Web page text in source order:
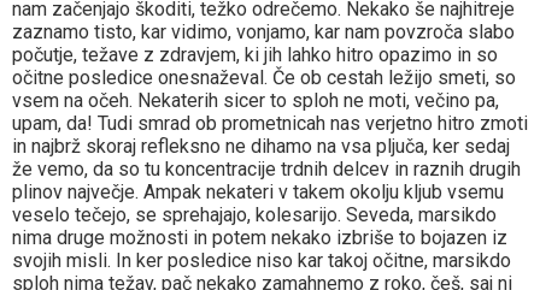
nam začenjajo škoditi, težko odrečemo. Nekako še najhitreje
zaznamo tisto, kar vidimo, vonjamo, kar nam povzroča slabo
počutje, težave z zdravjem, ki jih lahko hitro opazimo in so
očitne posledice onesnaževal. Če ob cestah ležijo smeti, so
vsem na očeh. Nekaterih sicer to sploh ne moti, večino pa,
upam, da! Tudi smrad ob prometnicah nas verjetno hitro zmoti
in najbrž skoraj refleksno ne dihamo na vsa pljuča, ker sedaj
že vemo, da so tu koncentracije trdnih delcev in raznih drugih
plinov največje. Ampak nekateri v takem okolju kljub vsemu
veselo tečejo, se sprehajajo, kolesarijo. Seveda, marsikdo
nima druge možnosti in potem nekako izbriše to bojazen iz
svojih misli. In ker posledice niso kar takoj očitne, marsikdo
sploh nima težav, pač nekako zamahnemo z roko, češ, saj ni